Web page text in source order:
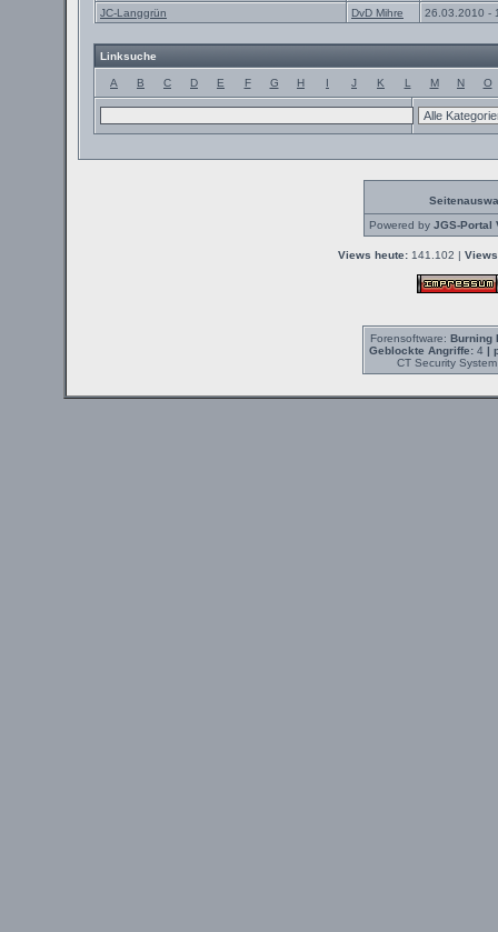
JC-Langgrün
DvD Mihre 26.03.2010 -
Linksuche
A B C D E F G H I J K L M N O
Powered by JGS-Portal
Views heute: 141.102 |
Forensoftware: Burning
Geblockte Angriffe:4 |
CT Security